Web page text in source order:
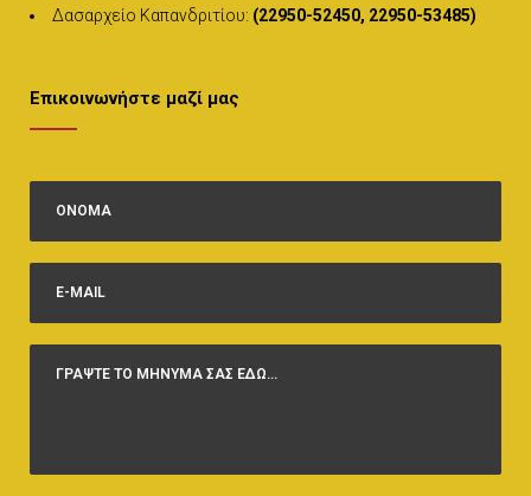
Δασαρχείο Καπανδριτίου: (22950-52450, 22950-53485)
Επικοινωνήστε μαζί μας